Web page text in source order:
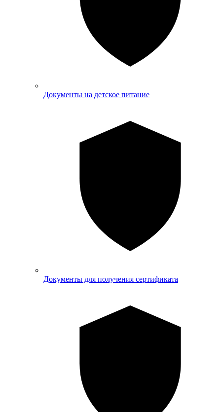
Документы на детское питание
Документы для получения сертификата